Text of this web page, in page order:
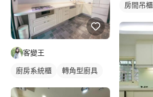
客變王
廚房系統櫃 轉角型廚具
房間吊櫃